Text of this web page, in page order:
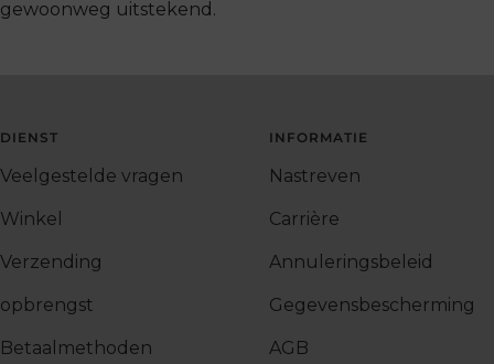
gewoonweg uitstekend.
DIENST
Veelgestelde vragen
Winkel
Verzending
opbrengst
Betaalmethoden
INFORMATIE
Nastreven
Carrière
Annuleringsbeleid
Gegevensbescherming
AGB